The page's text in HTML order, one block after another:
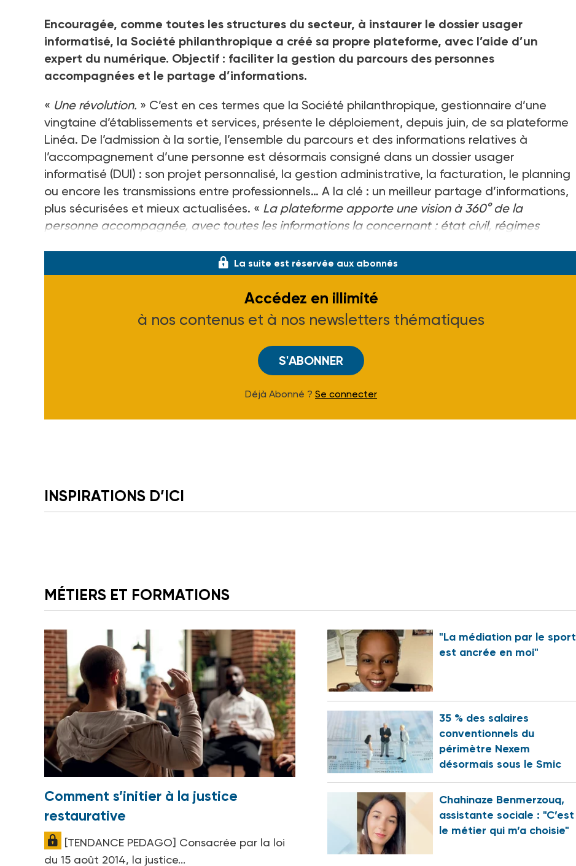
Encouragée, comme toutes les structures du secteur, à instaurer le dossier usager
informatisé, la Société philanthropique a créé sa propre plateforme, avec l’aide d’un
expert du numérique. Objectif : faciliter la gestion du parcours des personnes
accompagnées et le partage d’informations.
« Une révolution. » C’est en ces termes que la Société philanthropique, gestionnaire d’une
vingtaine d’établissements et services, présente le déploiement, depuis juin, de sa plateforme
Linéa. De l’admission à la sortie, l’ensemble du parcours et des informations relatives à
l’accompagnement d’une personne est désormais consigné dans un dossier usager
informatisé (DUI) : son projet personnalisé, la gestion administrative, la facturation, le planning
ou encore les transmissions entre professionnels… A la clé : un meilleur partage d’informations,
plus sécurisées et mieux actualisées. « La plateforme apporte une vision à 360° de la
personne accompagnée, avec toutes les informations la concernant : état civil, régimes
La suite est réservée aux abonnés
Accédez en illimité
à nos contenus et à nos newsletters thématiques
S'ABONNER
Déjà Abonné ? Se connecter
INSPIRATIONS D’ICI
MÉTIERS ET FORMATIONS
Comment s’initier à la justice
restaurative
[TENDANCE PEDAGO] Consacrée par la loi
du 15 août 2014, la justice...
"La médiation par le sport
est ancrée en moi"
35 % des salaires
conventionnels du
périmètre Nexem
désormais sous le Smic
Chahinaze Benmerzouq,
assistante sociale : "C’est
le métier qui m’a choisie"